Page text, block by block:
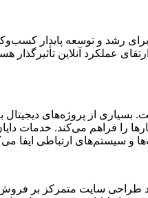
رشد و توسعه پایدار
عملکرد آنلاین
بسیاری از پروژه‌های
را فراهم می‌کند. خدمات
سیستم‌های ارتباطی ایفا
طراحی سایت متمرکز بر